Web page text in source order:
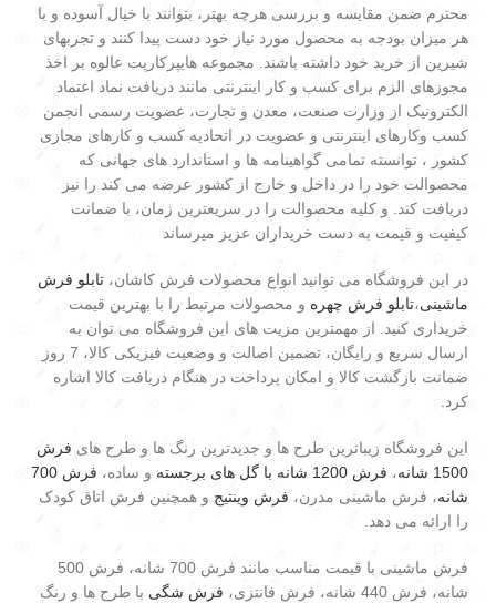
محترم ضمن مقایسه و بررسی هرچه بهتر، بتوانند با خیال آسوده و با
هر میزان بودجه به محصول مورد نیاز خود دست پیدا کنند و تجربهای
شیرین از خرید خود داشته باشند. مجموعه هایپرکارپت عالوه بر اخذ
مجوزهای الزم برای کسب و کار اینترنتی مانند دریافت نماد اعتماد
الکترونیک از وزارت صنعت، معدن و تجارت، عضویت رسمی انجمن
کسب وکارهای اینترنتی و عضویت در اتحادیه کسب و کارهای مجازی
کشور ، توانسته تمامی گواهینامه ها و استاندارد های جهانی که
محصوالت خود را در داخل و خارج از کشور عرضه می کند را نیز
دریافت کند. و کلیه محصوالت را در سریعترین زمان، با ضمانت
کیفیت و قیمت به دست خریداران عزیز میرساند
در این فروشگاه می توانید انواع محصولات فرش کاشان، تابلو فرش
ماشینی،تابلو فرش چهره و محصولات مرتبط را با بهترین قیمت
خریداری کنید. از مهمترین مزیت های این فروشگاه می توان به
ارسال سریع و رایگان، تضمین اصالت و وضعیت فیزیکی کالا، 7 روز
ضمانت بازگشت کالا و امکان پرداخت در هنگام دریافت کالا اشاره
کرد.
این فروشگاه زیباترین طرح ها و جدیدترین رنگ ها و طرح های فرش
1500 شانه
، فرش 1200 شانه با گل های برجسته و ساده،
فرش 700
شانه، فرش ماشینی مدرن، فرش وینتیج و همچنین فرش اتاق کودک
را ارائه می دهد.
فرش ماشینی با قیمت مناسب مانند فرش 700 شانه، فرش 500
شانه، فرش 440 شانه، فرش فانتزی،
فرش شگی با طرح ها و رنگ